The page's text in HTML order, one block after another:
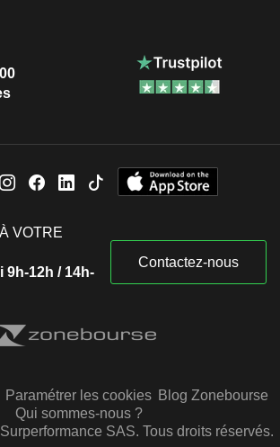
VOTRE
9h-12h / 14h-
Contactez-nous
Paramétrer les cookies Blog Zonebourse
Qui sommes-nous ?
SAS. Tous droits réservés.